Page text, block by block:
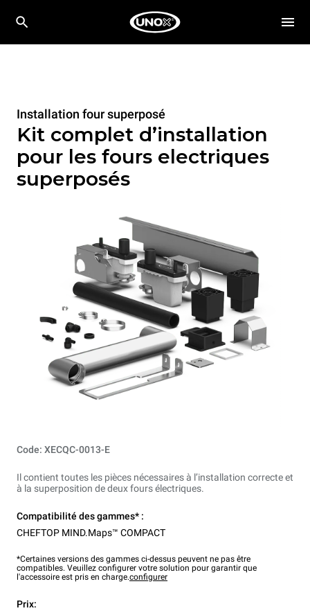
Installation four superposé
Kit complet d’installation
pour les fours electriques
superposés
Code: XECQC-0013-E
Il contient toutes les pièces nécessaires à l’installation correcte et
à la superposition de deux fours électriques.
Compatibilité des gammes* :
CHEFTOP MIND.Maps™ COMPACT
*Certaines versions des gammes ci-dessus peuvent ne pas être
compatibles. Veuillez configurer votre solution pour garantir que
l'accessoire est pris en charge.configurer
Prix: